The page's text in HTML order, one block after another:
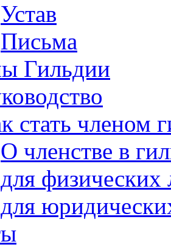
Устав
Письма
Гильдии
стать членом
О членстве в
для физических
для